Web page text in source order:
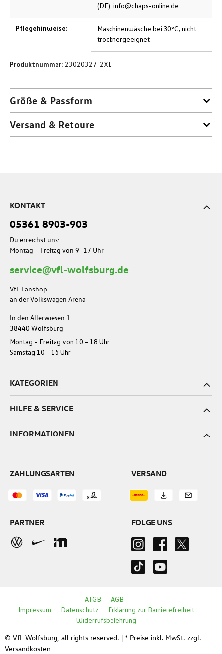
(DE), info@chaps-online.de
Pflegehinweise:
Maschinenwäsche bei 30°C, nicht
trocknergeeignet
Produktnummer: 23020327-2XL
Größe & Passform
Versand & Retoure
KONTAKT
05361 8903-903
Du erreichst uns:
Montag – Freitag von 9–17 Uhr
service@vfl-wolfsburg.de
VfL Fanshop
an der Volkswagen Arena
In den Allerwiesen 1
38440 Wolfsburg
Montag – Freitag von 10 – 18 Uhr
Samstag 10 – 16 Uhr
KATEGORIEN
HILFE & SERVICE
INFORMATIONEN
PARTNER
VERSAND
ZAHLUNGSARTEN
FOLGE UNS
© VfL Wolfsburg, all rights reserved. | * Preise inkl. MwSt. zzgl.
Versandkosten
ATGB
AGB
Impressum
Datenschutz
Erklärung zur Barrierefreiheit
Widerrufsbelehrung